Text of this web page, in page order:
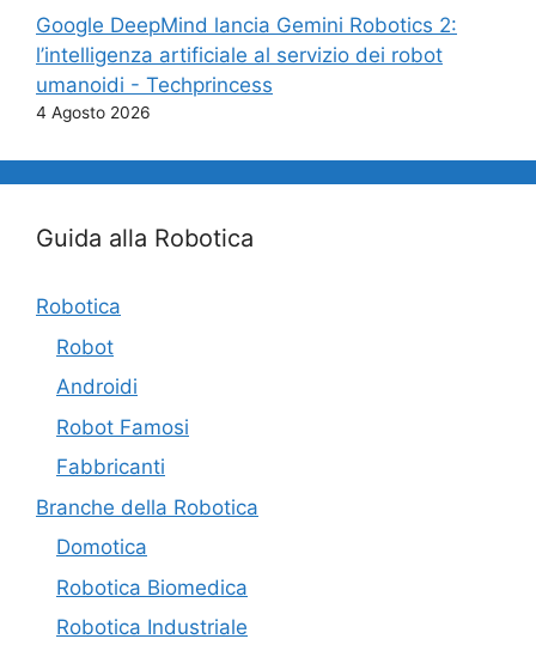
Google DeepMind lancia Gemini Robotics 2:
l’intelligenza artificiale al servizio dei robot
umanoidi - Techprincess
4 Agosto 2026
Guida alla Robotica
Robotica
Robot
Androidi
Robot Famosi
Fabbricanti
Branche della Robotica
Domotica
Robotica Biomedica
Robotica Industriale